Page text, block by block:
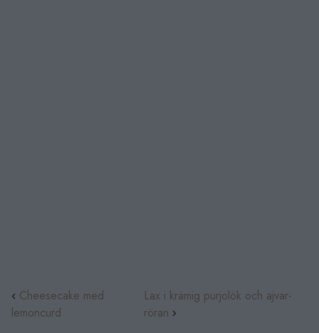
Cheesecake med
lemoncurd
Lax i krämig purjolök och ajvar-
röran